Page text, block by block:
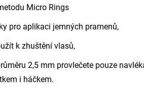
Micro Rings
pro aplikaci jemných pramenů,
k zhuštění vlasů,
2,5 mm provlečete pouze
i háčkem.